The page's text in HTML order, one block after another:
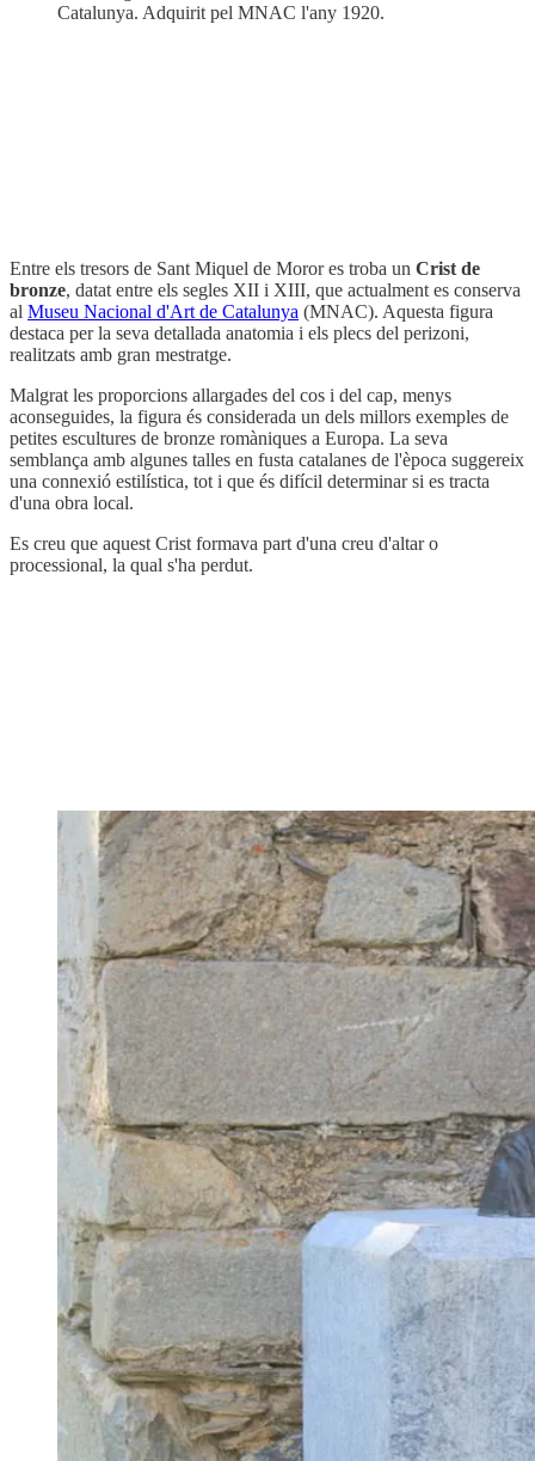
Catalunya. Adquirit pel MNAC l'any 1920.
Entre els tresors de Sant Miquel de Moror es troba un Crist de
bronze, datat entre els segles XII i XIII, que actualment es conserva
al Museu Nacional d'Art de Catalunya (MNAC). Aquesta figura
destaca per la seva detallada anatomia i els plecs del perizoni,
realitzats amb gran mestratge.
Malgrat les proporcions allargades del cos i del cap, menys
aconseguides, la figura és considerada un dels millors exemples de
petites escultures de bronze romàniques a Europa. La seva
semblança amb algunes talles en fusta catalanes de l'època suggereix
una connexió estilística, tot i que és difícil determinar si es tracta
d'una obra local.
Es creu que aquest Crist formava part d'una creu d'altar o
processional, la qual s'ha perdut.